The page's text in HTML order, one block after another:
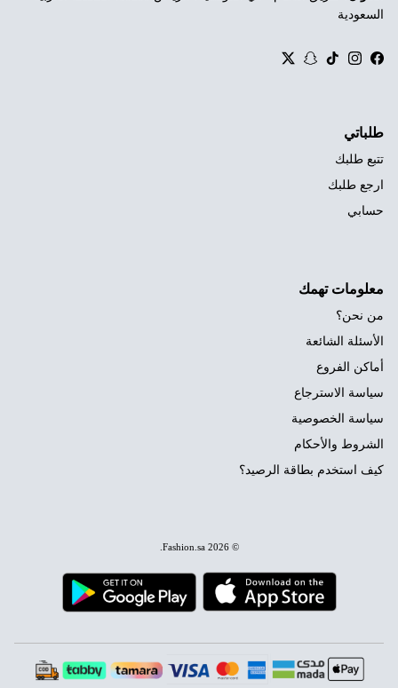
السعودية
Facebook
Instagram
TikTok
Snapchat
Twitter
طلباتي
تتبع طلبك
ارجع طلبك
حسابي
معلومات تهمك
من نحن؟
الأسئلة الشائعة
أماكن الفروع
سياسة الاسترجاع
سياسة الخصوصية
الشروط والأحكام
كيف استخدم بطاقة الرصيد؟
© 2026
Fashion.sa